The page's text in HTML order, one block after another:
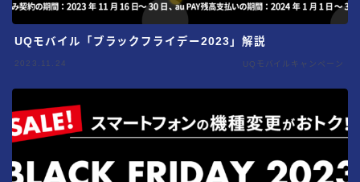
UQモバイル「ブラックフライデー2023」解説
2023.11.24 UQモバイルキャンペーン